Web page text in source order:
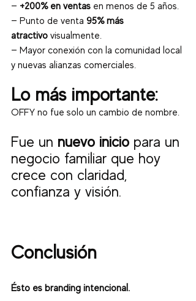
— +200% en ventas en menos de 5 años.
— Punto de venta 95% más
atractivo visualmente.
— Mayor conexión con la comunidad local
y nuevas alianzas comerciales.
Lo más importante:
OFFY no fue solo un cambio de nombre.
Fue un nuevo inicio para un
negocio familiar que hoy
crece con claridad,
confianza y visión.
Conclusión
Ésto es branding intencional.